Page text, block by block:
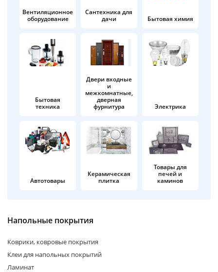
Вентиляционное
оборудование
Сантехника для
дачи
Бытовая химия
Бытовая
техника
Двери входные
и
межкомнатные,
дверная
фурнитура
Электрика
Автотовары
Керамическая
плитка
Товары для
печей и
каминов
Напольные покрытия
Коврики, ковровые покрытия
Клеи для напольных покрытий
Ламинат
Подробнее
об оплате Плайтом
раз в 2
недели
Остались вопросы?
8 800 302-02-51
plait.ru